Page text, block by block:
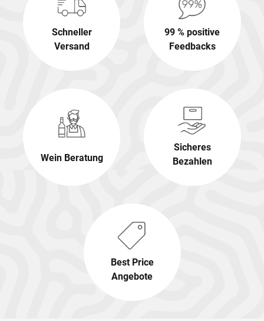
Schneller
Versand
99 % positive
Feedbacks
Wein Beratung
Sicheres
Bezahlen
Best Price
Angebote